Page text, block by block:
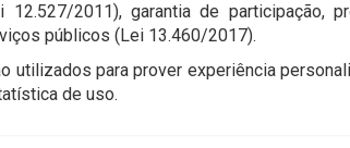
12.527/2011), garantia de participação,
públicos (Lei 13.460/2017).
utilizados para prover experiência
de uso.